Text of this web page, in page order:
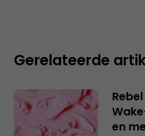
Gerelateerde
en